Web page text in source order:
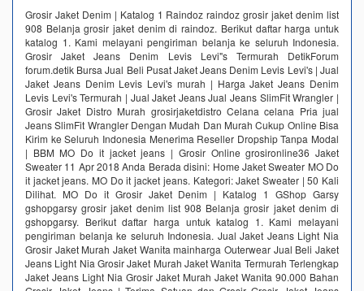
Grosir Jaket Denim | Katalog 1 Raindoz raindoz grosir jaket denim list
908 Belanja grosir jaket denim di raindoz. Berikut daftar harga untuk
katalog 1. Kami melayani pengiriman belanja ke seluruh Indonesia.
Grosir Jaket Jeans Denim Levis Levi"s Termurah DetikForum
forum.detik Bursa Jual Beli Pusat Jaket Jeans Denim Levis Levi's | Jual
Jaket Jeans Denim Levis Levi's murah | Harga Jaket Jeans Denim
Levis Levi's Termurah | Jual Jaket Jeans Jual Jeans SlimFit Wrangler |
Grosir Jaket Distro Murah grosirjaketdistro Celana celana Pria jual
Jeans SlimFit Wrangler Dengan Mudah Dan Murah Cukup Online Bisa
Kirim ke Seluruh Indonesia Menerima Reseller Dropship Tanpa Modal
| BBM MO Do it jacket jeans | Grosir Online grosironline36 Jaket
Sweater 11 Apr 2018 Anda Berada disini: Home Jaket Sweater MO Do
it jacket jeans. MO Do it jacket jeans. Kategori: Jaket Sweater | 50 Kali
Dilihat. MO Do it Grosir Jaket Denim | Katalog 1 GShop Garsy
gshopgarsy grosir jaket denim list 908 Belanja grosir jaket denim di
gshopgarsy. Berikut daftar harga untuk katalog 1. Kami melayani
pengiriman belanja ke seluruh Indonesia. Jual Jaket Jeans Light Nia
Grosir Jaket Murah Jaket Wanita mainharga Outerwear Jual Beli Jaket
Jeans Light Nia Grosir Jaket Murah Jaket Wanita Termurah Terlengkap
Jaket Jeans Light Nia Grosir Jaket Murah Jaket Wanita 90.000 Bahan